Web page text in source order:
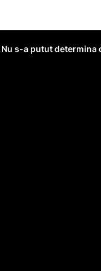
Nu s-a putut